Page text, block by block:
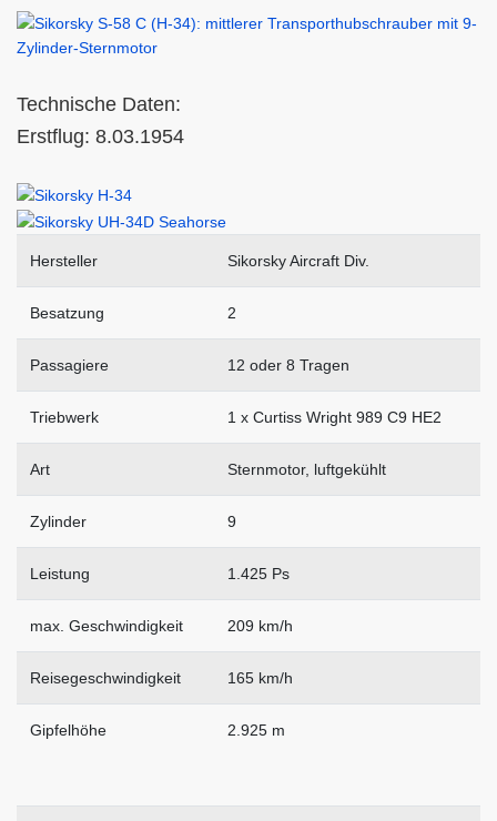
Technische Daten:
Erstflug: 8.03.1954
Hersteller Sikorsky Aircraft Div.
Besatzung 2
Passagiere 12 oder 8 Tragen
Triebwerk 1 x Curtiss Wright 989 C9 HE2
Art Sternmotor, luftgekühlt
Zylinder 9
Leistung 1.425 Ps
max. Geschwindigkeit 209 km/h
Reisegeschwindigkeit 165 km/h
Gipfelhöhe 2.925 m